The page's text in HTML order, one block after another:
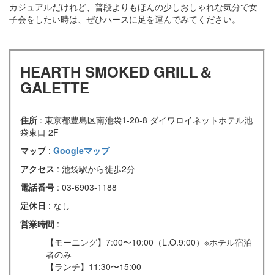
カジュアルだけれど、普段よりもほんの少しおしゃれな気分で女
子会をしたい時は、ぜひハースに足を運んでみてください。
HEARTH SMOKED GRILL＆
GALETTE
住所 : 東京都豊島区南池袋1-20-8 ダイワロイネットホテル池
袋東口 2F
マップ : Googleマップ
アクセス : 池袋駅から徒歩2分
電話番号 : 03-6903-1188
定休日 : なし
営業時間 :
【モーニング】7:00〜10:00（L.O.9:00）※ホテル宿泊
者のみ
【ランチ】11:30〜15:00